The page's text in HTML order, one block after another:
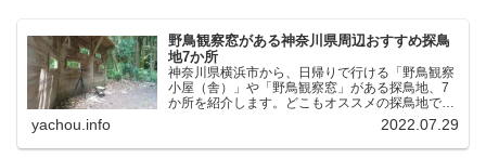
野鳥観察窓がある神奈川県周辺おすすめ探鳥
地7か所
神奈川県横浜市から、日帰りで行ける「野鳥観察
小屋（舎）」や「野鳥観察窓」がある探鳥地、7
か所を紹介します。どこもオススメの探鳥地で
す。実際に訪れてみると、野山にいる野鳥、海や
湖にいる野鳥それぞれ違う観察になりました。街
中にあり、電車で行ける...
yachou.info 2022.07.29